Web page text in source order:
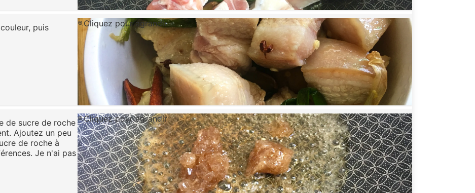
puis
Cliquez pour agrandir
de sucre de roche
Ajoutez un peu
de roche à
Je n'ai pas
Cliquez pour agrandir